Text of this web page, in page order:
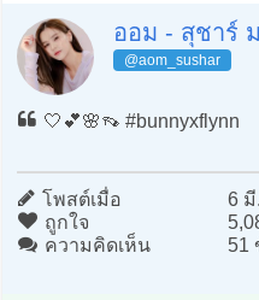
ออม - สุชาร์
@aom_sushar
🤍💕🌸👡 #bunnyxflynn
โพสต์เมื่อ
6 มี
ถูกใจ
ความคิดเห็น
51